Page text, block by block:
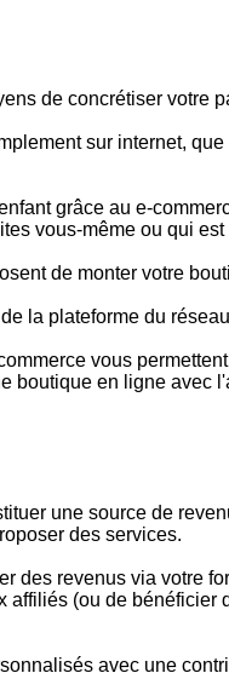
de concrétiser votre
sur internet,
grâce au e-
vous-même ou qui
de monter votre
la plateforme du
vous
boutique en ligne avec
une source de
des services.
des revenus via votre
(ou de
avec une